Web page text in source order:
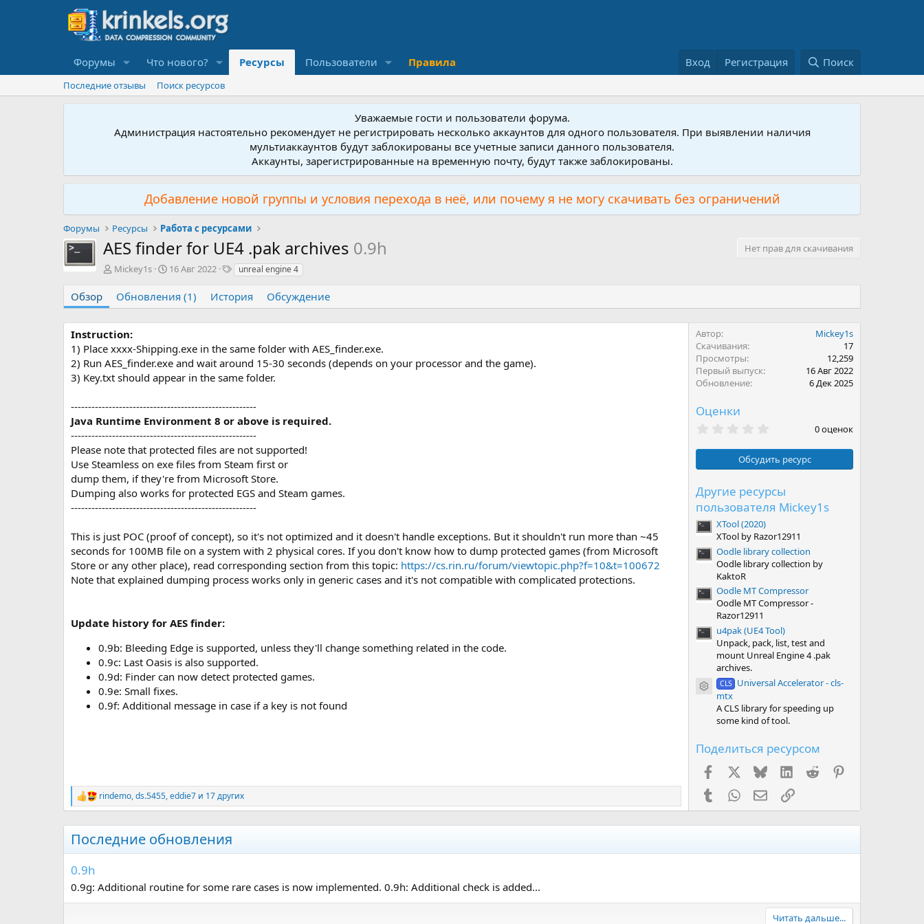
Форумы Что нового? Ресурсы Пользователи Правила Вход Регистрация Поиск
Последние отзывы Поиск ресурсов
Уважаемые гости и пользователи форума.
Администрация настоятельно рекомендует не регистрировать несколько аккаунтов для одного пользователя. При выявлении наличия
мультиаккаунтов будут заблокированы все учетные записи данного пользователя.
Аккаунты, зарегистрированные на временную почту, будут также заблокированы.
Добавление новой группы и условия перехода в неё, или почему я не могу скачивать без ограничений
Форумы Ресурсы Работа с ресурсами
AES finder for UE4 .pak archives 0.9h
Нет прав для скачивания
А
т
о
Mickey1s
Д
т
а
д
а
н
я
16 Авг 2022
Т
г
и
unreal engine 4
Обзор Обновления (1) История Обсуждение
Instruction:
1) Place xxxx-Shipping.exe in the same folder with AES_finder.exe.
2) Run AES_finder.exe and wait around 15-30 seconds (depends on your processor and the game).
3) Key.txt should appear in the same folder.
------------------------------------------------------
Java Runtime Environment 8 or above is required.
------------------------------------------------------
Please note that protected files are not supported!
Use Steamless on exe files from Steam first or
dump them, if they're from Microsoft Store.
Dumping also works for protected EGS and Steam games.
------------------------------------------------------
This is just POC (proof of concept), so it's not optimized and it doesn't handle exceptions. But it shouldn't run more than ~45
seconds for 100MB file on a system with 2 physical cores. If you don't know how to dump protected games (from Microsoft
Store or any other place), read corresponding section from this topic: https://cs.rin.ru/forum/viewtopic.php?f=10&t=100672
Note that explained dumping process works only in generic cases and it's not compatible with complicated protections.
Update history for AES finder:
0.9b: Bleeding Edge is supported, unless they'll change something related in the code.
0.9c: Last Oasis is also supported.
0.9d: Finder can now detect protected games.
0.9e: Small fixes.
0.9f: Additional message in case if a key is not found
Р
е
к
ц
и
и
:
rindemo,ds.5455,eddie7 и 17 других
Автор
Mickey1s
Скачивания
17
Просмотры
12,259
Первый выпуск
16 Авг 2022
Обновление
6 Дек 2025
Оценки
0
0
з
ё
з
д
0 оценок
Обсудить ресурс
Другие ресурсы
пользователя Mickey1s
XTool (2020)
XTool by Razor12911
Oodle library collection
Oodle library collection by
KaktoR
Oodle MT Compressor
Oodle MT Compressor -
Razor12911
u4pak (UE4 Tool)
Unpack, pack, list, test and
mount Unreal Engine 4 .pak
archives.
Иконка ресурса
CLS Universal Accelerator - cls-
mtx
A CLS library for speeding up
some kind of tool.
Поделиться ресурсом
FacebookX (Twitter)
Bluesky LinkedInReddit
TumblrWhatsAppЭлектронная почта
Ссылка
Последние обновления
0.9h
0.9g: Additional routine for some rare cases is now implemented. 0.9h: Additional check is added...
Читать дальше...